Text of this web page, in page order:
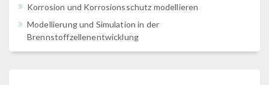
Korrosion und Korrosionsschutz modellieren
Modellierung und Simulation in der
Brennstoffzellenentwicklung